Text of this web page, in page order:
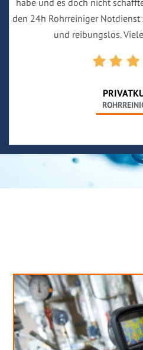
habe und es doch nicht
den 24h Rohrreiniger
und reibungslos.